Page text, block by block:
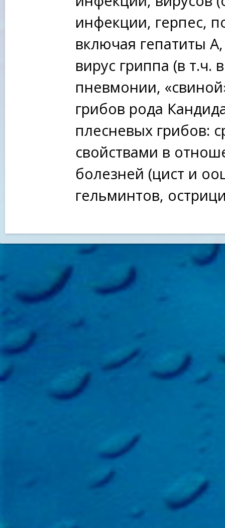
инфекции, герпес,
включая гепатиты
вирус гриппа (в
пневмонии,
грибов рода
плесневых грибов:
свойствами в
болезней (цист и
гельминтов,